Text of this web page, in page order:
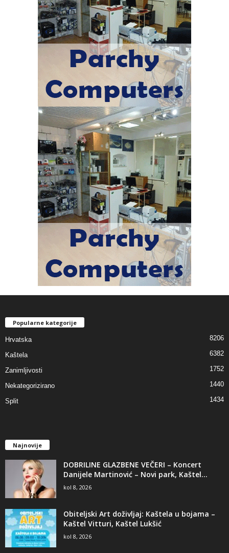
Popularne kategorije
Hrvatska 8206
Kaštela 6382
Zanimljivosti 1752
Nekategorizirano 1440
Split 1434
Najnovije
DOBRILINE GLAZBENE VEČERI – Koncert
Danijele Martinović – Novi park, Kaštel...
kol 8, 2026
Obiteljski Art doživljaj: Kaštela u bojama –
Kaštel Vitturi, Kaštel Lukšić
kol 8, 2026